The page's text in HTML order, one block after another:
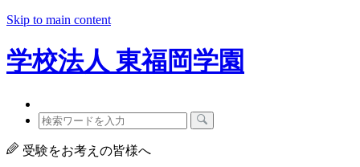
Skip to main content
学校法人 東福岡学園
受験をお考えの皆様へ